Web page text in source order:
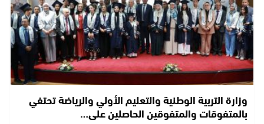
وزارة التربية الوطنية والتعليم الأولي والرياضة تحتفي
بالمتفوقات والمتفوقين الحاصلين على…